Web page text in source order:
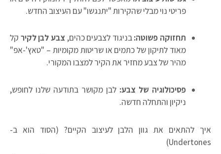
פריטי נוי מבלי שהקירות "יתנגשו" עם העיצוב החדש.
תחזוקה פשוטה:בניגוד לצבעים כהים, צבע לבן לקירקל
מאוד לתיקון של כתמים או שריטות מקומיות – "טאץ'-אפ"
מהיר של צבע מחזיר את הקיר למצבו המקורי.
פסיכולוגיה של צבע: לבן מקושר בתודעה שלנו לחופש,
ניקיון והתחלה חדשה.
איך להתאים את גוון הלבן לעיצוב הקיים? (הסוד הוא ב-
Undertones)